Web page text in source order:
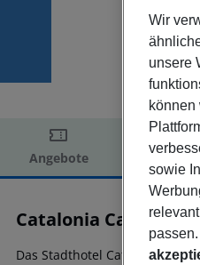
Angebote
Catalonia Castellnou
Das Stadthotel Catalonia
Wir
unsere
können
sowie